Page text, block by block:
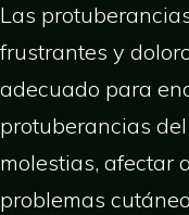
Las
frustrantes y
adecuado para
protuberancias
molestias, afectar
problemas